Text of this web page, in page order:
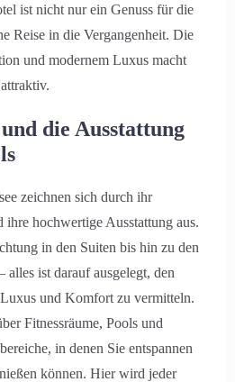
ist nicht nur ein Genuss für die
Reise in die Vergangenheit. Die
und modernem Luxus macht
die Ausstattung
zeichnen sich durch ihr
ihre hochwertige Ausstattung aus.
in den Suiten bis hin zu den
alles ist darauf ausgelegt, den
und Komfort zu vermitteln.
Fitnessräume, Pools und
in denen Sie entspannen
können. Hier wird jeder